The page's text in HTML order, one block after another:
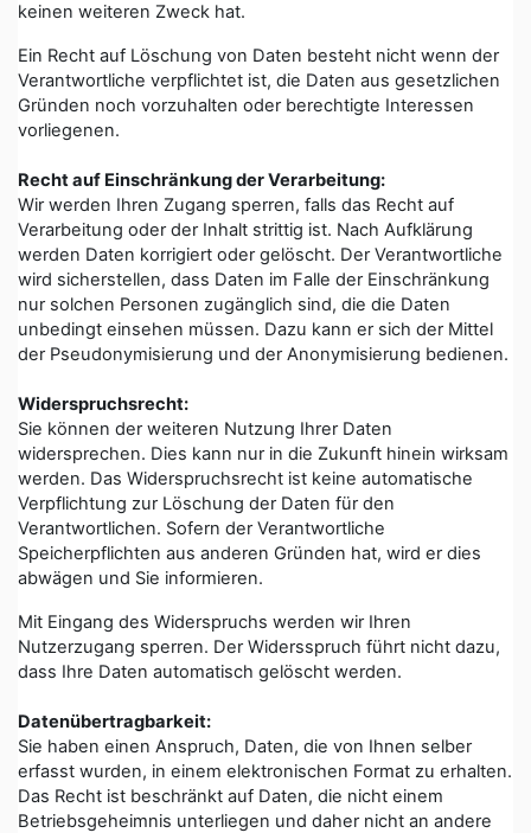
keinen weiteren Zweck hat.
Ein Recht auf Löschung von Daten besteht nicht wenn der
Verantwortliche verpflichtet ist, die Daten aus gesetzlichen
Gründen noch vorzuhalten oder berechtigte Interessen
vorliegenen.
Recht auf Einschränkung der Verarbeitung:
Wir werden Ihren Zugang sperren, falls das Recht auf
Verarbeitung oder der Inhalt strittig ist. Nach Aufklärung
werden Daten korrigiert oder gelöscht. Der Verantwortliche
wird sicherstellen, dass Daten im Falle der Einschränkung
nur solchen Personen zugänglich sind, die die Daten
unbedingt einsehen müssen. Dazu kann er sich der Mittel
der Pseudonymisierung und der Anonymisierung bedienen.
Widerspruchsrecht:
Sie können der weiteren Nutzung Ihrer Daten
widersprechen. Dies kann nur in die Zukunft hinein wirksam
werden. Das Widerspruchsrecht ist keine automatische
Verpflichtung zur Löschung der Daten für den
Verantwortlichen. Sofern der Verantwortliche
Speicherpflichten aus anderen Gründen hat, wird er dies
abwägen und Sie informieren.
Mit Eingang des Widerspruchs werden wir Ihren
Nutzerzugang sperren. Der Widersspruch führt nicht dazu,
dass Ihre Daten automatisch gelöscht werden.
Datenübertragbarkeit:
Sie haben einen Anspruch, Daten, die von Ihnen selber
erfasst wurden, in einem elektronischen Format zu erhalten.
Das Recht ist beschränkt auf Daten, die nicht einem
Betriebsgeheimnis unterliegen und daher nicht an andere